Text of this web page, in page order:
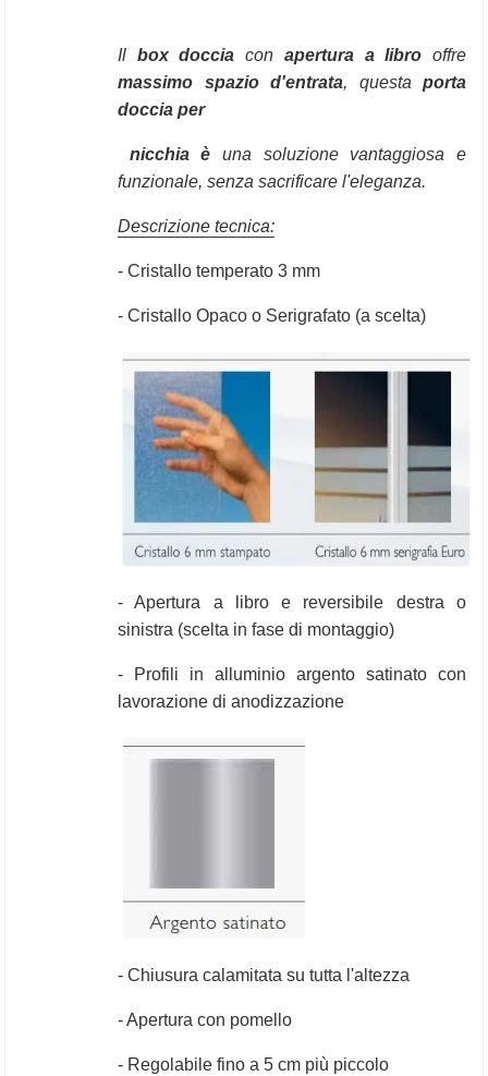
Il box doccia con apertura a libro
massimo spazio d'entrata, questa porta
doccia per
nicchia è una soluzione vantaggiosa e
funzionale, senza sacrificare l'eleganza.
Descrizione tecnica:
- Cristallo temperato 3 mm
- Cristallo Opaco o Serigrafato (a scelta)
- Apertura a libro e reversibile destra o
sinistra (scelta in fase di montaggio)
- Profili in alluminio argento satinato con
lavorazione di anodizzazione
- Chiusura calamitata su tutta l'altezza
- Apertura con pomello
- Regolabile fino a 5 cm più piccolo